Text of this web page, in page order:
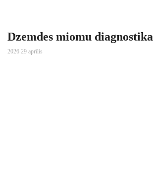
Dzemdes miomu diagnostika
2026 29 aprīlis